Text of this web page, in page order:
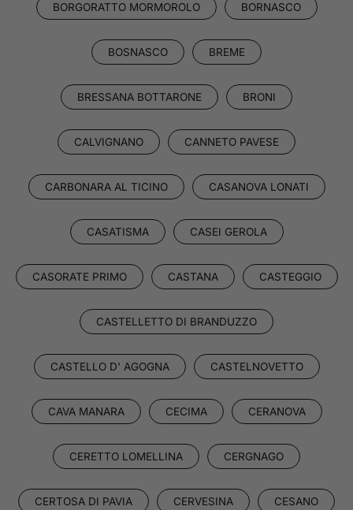
BORGORATTO MORMOROLO BORNASCO
BOSNASCO BREME
BRESSANA BOTTARONE BRONI
CALVIGNANO CANNETO PAVESE
CARBONARA AL TICINO CASANOVA LONATI
CASATISMA CASEI GEROLA
CASORATE PRIMO CASTANA CASTEGGIO
CASTELLETTO DI BRANDUZZO
CASTELLO D' AGOGNA CASTELNOVETTO
CAVA MANARA CECIMA CERANOVA
CERETTO LOMELLINA CERGNAGO
CERTOSA DI PAVIA CERVESINA CESANO